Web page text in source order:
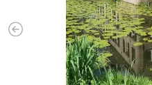
Previous